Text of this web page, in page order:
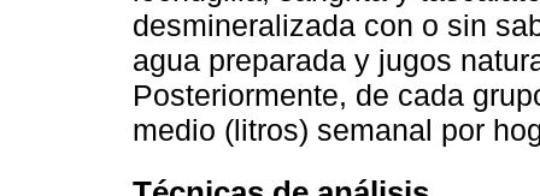
desmineralizada con o sin
agua preparada y jugos
Posteriormente, de cada
medio (litros) semanal por